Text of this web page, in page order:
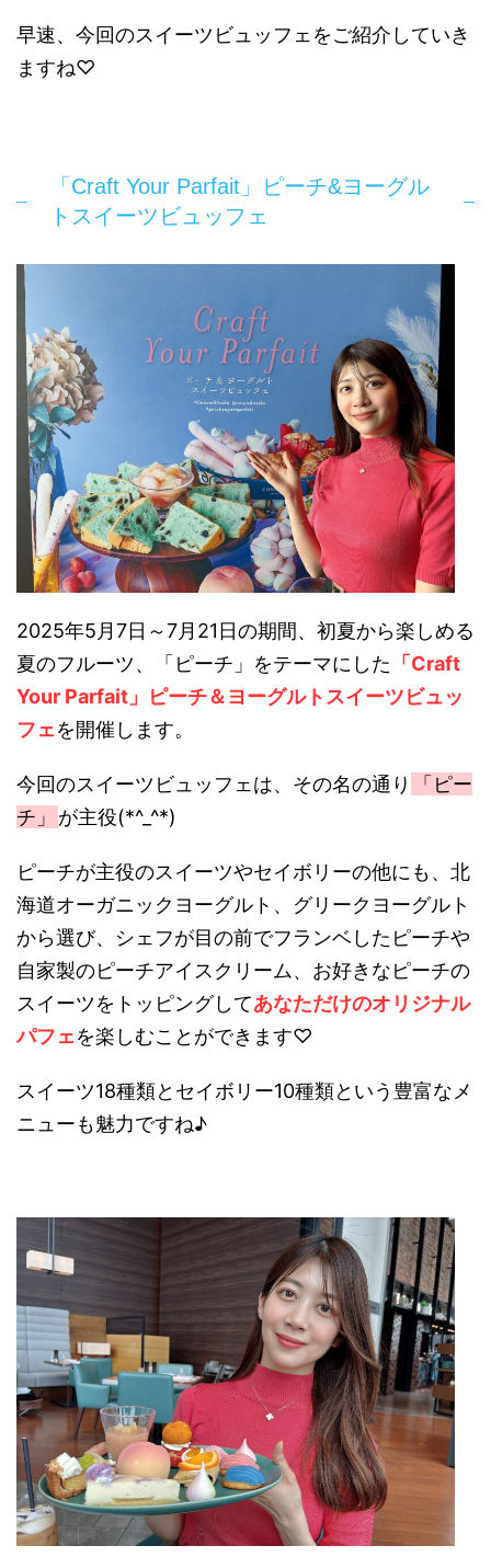
早速、今回のスイーツビュッフェをご紹介していき
ますね♡
「Craft Your Parfait」ピーチ&ヨーグル
トスイーツビュッフェ
2025年5月7日～7月21日の期間、初夏から楽しめる
夏のフルーツ、「ピーチ」をテーマにした 「Craft
Your Parfait」ピーチ＆ヨーグルトスイーツビュッ
フェを開催します。
今回のスイーツビュッフェは、その名の通り
「ピー
チ」
が主役(*^_^*)
ピーチが主役のスイーツやセイボリーの他にも、北
海道オーガニックヨーグルト、グリークヨーグルト
から選び、シェフが目の前でフランベしたピーチや
自家製のピーチアイスクリーム、お好きなピーチの
スイーツをトッピングしてあなただけのオリジナル
パフェを楽しむことができます♡
スイーツ18種類とセイボリー10種類という豊富なメ
ニューも魅力ですね♪